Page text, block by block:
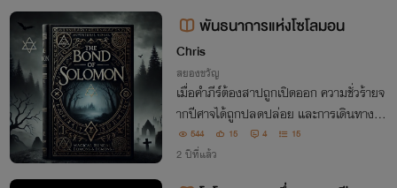
พันธนาการแห่งโซโลมอน
Chris
สยองขวัญ
เมื่อคำภีร์ต้องสาปถูกเปิดออก ความชั่วร้ายจ
ากปีศาจได้ถูกปลดปล่อย และการเดินทางเพื่
อต่อสู้กับพวกมันก็เริ่มต้นขึ้น
544 15 4 15
2 ปีที่แล้ว